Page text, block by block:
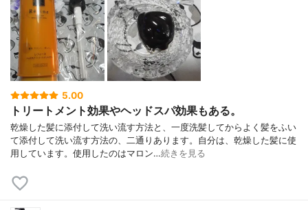
5.00
トリートメント効果やヘッドスパ効果もある。
乾燥した髪に添付して洗い流す方法と、一度洗髪してからよく髪をふい
て添付して洗い流す方法の、二通りあります。自分は、乾燥した髪に使
用しています。使用したのはマロン…続きを見る